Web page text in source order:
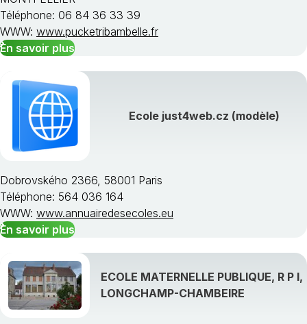
Téléphone: 06 84 36 33 39
WWW: www.pucketribambelle.fr
En savoir plus
Ecole just4web.cz (modèle)
Dobrovského 2366, 58001 Paris
Téléphone: 564 036 164
WWW: www.annuairedesecoles.eu
En savoir plus
ECOLE MATERNELLE PUBLIQUE, R P I,
LONGCHAMP-CHAMBEIRE